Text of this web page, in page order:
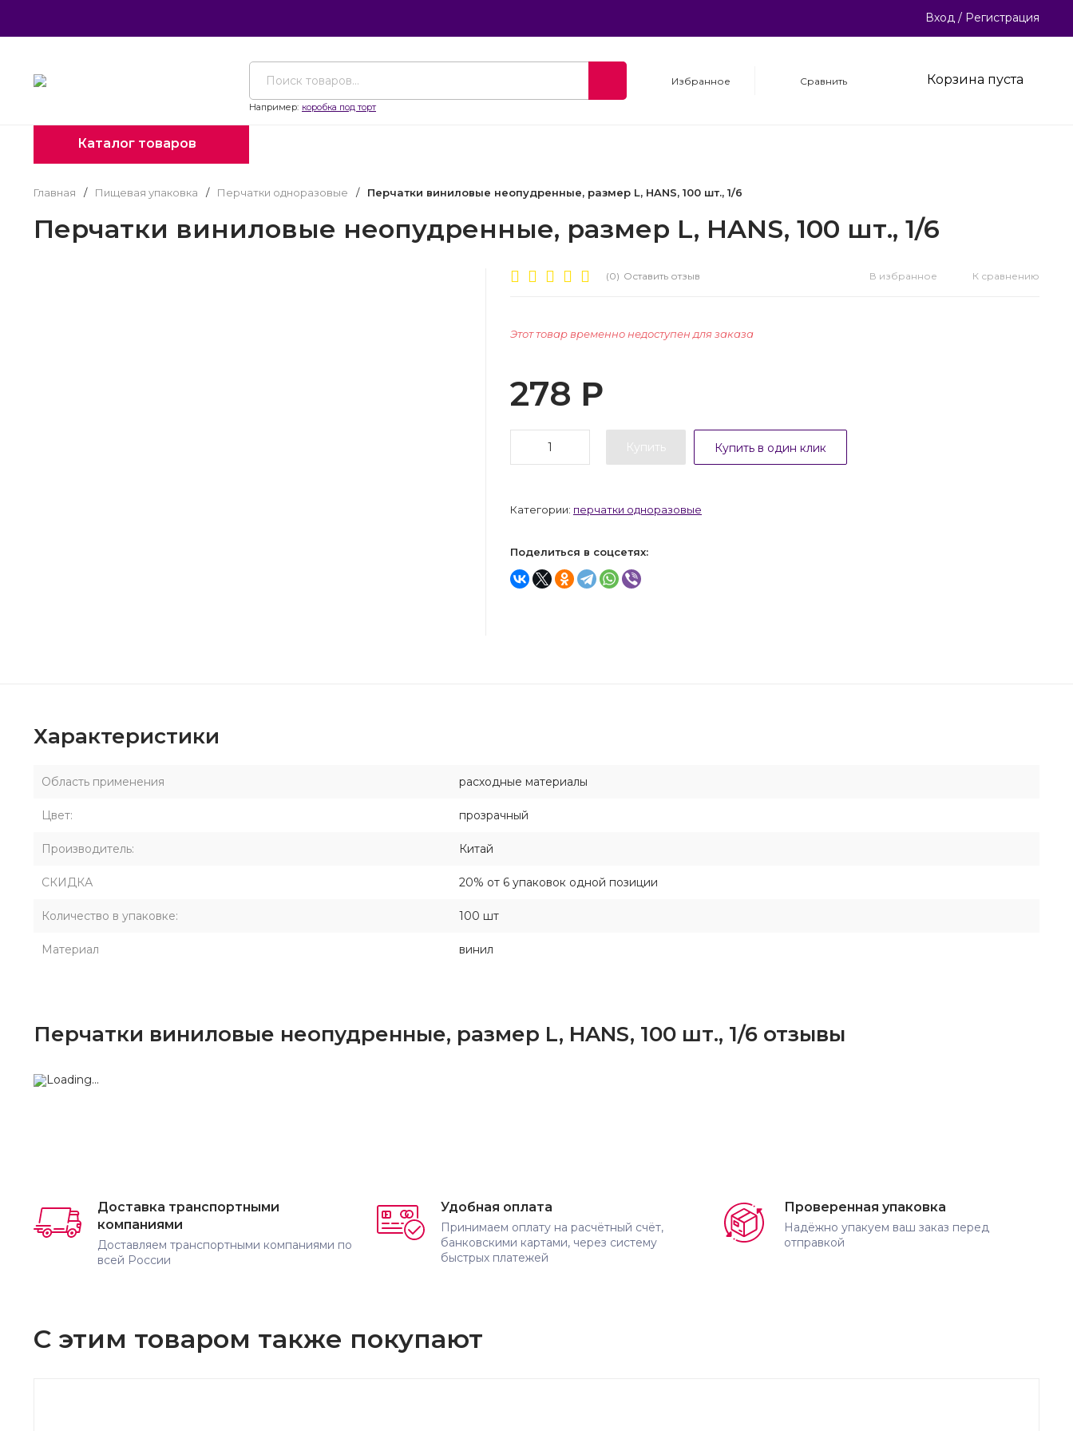
Вход / Регистрация
Например: коробка под торт
Избранное Сравнить Корзина пуста
Каталог товаров
Главная / Пищевая упаковка / Перчатки одноразовые / Перчатки виниловые неопудренные, размер L, HANS, 100 шт., 1/6
Перчатки виниловые неопудренные, размер L, HANS, 100 шт., 1/6
(0) Оставить отзыв В избранное К сравнению
Этот товар временно недоступен для заказа
278 Р
Купить Купить в один клик
Категории: перчатки одноразовые
Поделиться в соцсетях:
Характеристики
Область применения расходные материалы
Цвет: прозрачный
Производитель: Китай
СКИДКА 20% от 6 упаковок одной позиции
Количество в упаковке: 100 шт
Материал винил
Перчатки виниловые неопудренные, размер L, HANS, 100 шт., 1/6 отзывы
Доставка транспортными
компаниями
Доставляем транспортными компаниями по
всей России
Удобная оплата
Принимаем оплату на расчётный счёт,
банковскими картами, через систему
быстрых платежей
Проверенная упаковка
Надёжно упакуем ваш заказ перед
отправкой
С этим товаром также покупают